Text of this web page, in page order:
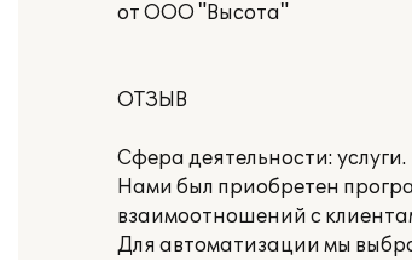
от ООО "Высота"
ОТЗЫВ
Сфера деятельности: услуги.
Нами был приобретен
взаимоотношений с
Для автоматизации мы